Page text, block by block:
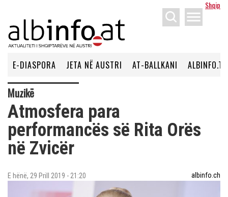
Shqip
menu
E-DIASPORA JETA NË AUSTRI AT-BALLKANI ALBINFO.TV
Muzikë
Atmosfera para
performancës së Rita Orës
në Zvicër
E hënë, 29 Prill 2019 - 21:20 albinfo.ch